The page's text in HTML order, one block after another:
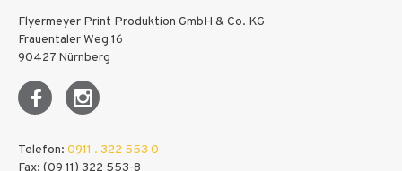
Flyermeyer Print Produktion GmbH & Co. KG
Frauentaler Weg 16
90427 Nürnberg
Telefon: 0911 . 322 553 0
Fax: (09 11) 322 553-8